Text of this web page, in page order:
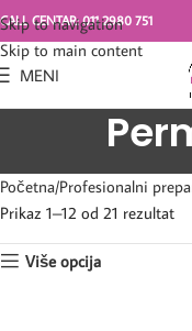
Skip to navigation
Skip to main content
CALL CENTAR: 011 2980 751
MENI
Početna Profesionalni
Prikaz 1–12 od 21 rezultat
Više opcija